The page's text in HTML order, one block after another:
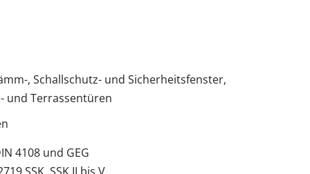
, Schallschutz- und Sicherheitsfenster,
und Terrassentüren
4108 und GEG